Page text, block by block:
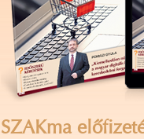
SZAKma